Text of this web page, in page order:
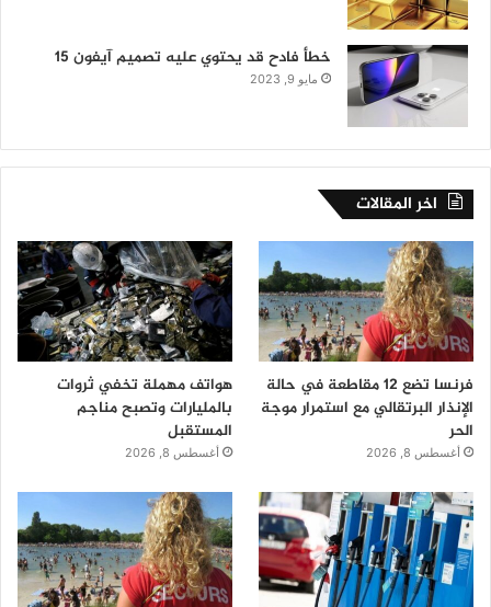
خطأ فادح قد يحتوي عليه تصميم آيفون 15
مايو 9, 2023
اخر المقالات
فرنسا تضع 12 مقاطعة في حالة
الإنذار البرتقالي مع استمرار موجة
الحر
أغسطس 8, 2026
هواتف مهملة تخفي ثروات
بالمليارات وتصبح مناجم
المستقبل
أغسطس 8, 2026